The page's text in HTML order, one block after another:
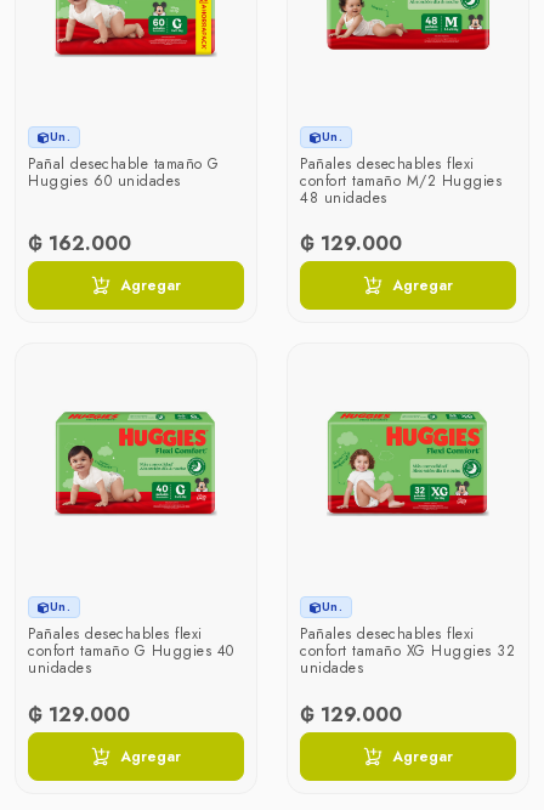
Un.
Pañal desechable tamaño G
Huggies 60 unidades
₲ 162.000
Agregar
Un.
Pañales desechables flexi
confort tamaño M/2 Huggies
48 unidades
₲ 129.000
Agregar
Un.
Pañales desechables flexi
confort tamaño G Huggies 40
unidades
₲ 129.000
Agregar
Un.
Pañales desechables flexi
confort tamaño XG Huggies 32
unidades
₲ 129.000
Agregar